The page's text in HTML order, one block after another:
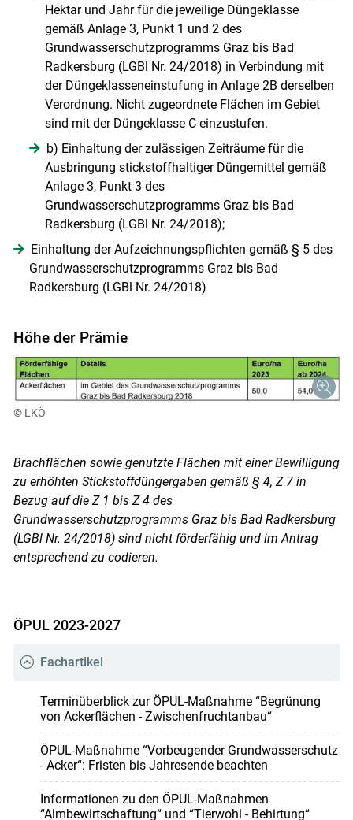
Hektar und Jahr für die jeweilige Düngeklasse
gemäß Anlage 3, Punkt 1 und 2 des
Grundwasserschutzprogramms Graz bis Bad
Radkersburg (LGBl Nr. 24/2018) in Verbindung mit
der Düngeklasseneinstufung in Anlage 2B derselben
Verordnung. Nicht zugeordnete Flächen im Gebiet
sind mit der Düngeklasse C einzustufen.
b) Einhaltung der zulässigen Zeiträume für die
Ausbringung stickstoffhaltiger Düngemittel gemäß
Anlage 3, Punkt 3 des
Grundwasserschutzprogramms Graz bis Bad
Radkersburg (LGBl Nr. 24/2018);
Einhaltung der Aufzeichnungspflichten gemäß § 5 des
Grundwasserschutzprogramms Graz bis Bad
Radkersburg (LGBl Nr. 24/2018)
Höhe der Prämie
© LKÖ
Brachflächen sowie genutzte Flächen mit einer Bewilligung
zu erhöhten Stickstoffdüngergaben gemäß § 4, Z 7 in
Bezug auf die Z 1 bis Z 4 des
Grundwasserschutzprogramms Graz bis Bad Radkersburg
(LGBl Nr. 24/2018) sind nicht förderfähig und im Antrag
entsprechend zu codieren.
ÖPUL 2023-2027
Fachartikel
Terminüberblick zur ÖPUL-Maßnahme “Begrünung
von Ackerflächen - Zwischenfruchtanbau“
ÖPUL-Maßnahme “Vorbeugender Grundwasserschutz
- Acker“: Fristen bis Jahresende beachten
Informationen zu den ÖPUL-Maßnahmen
“Almbewirtschaftung“ und “Tierwohl - Behirtung“